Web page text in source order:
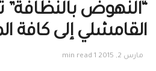
“النهوض
القامشلي إلى كافة
مارس 2, 2015 1 min read